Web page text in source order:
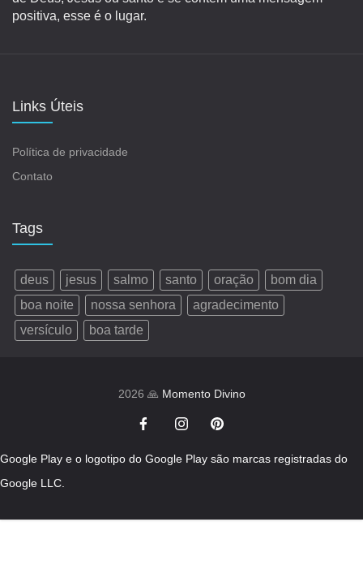
positiva, esse é o lugar.
Links Úteis
Política de privacidade
Contato
Tags
deus jesus salmo santo oração
bom dia
boa noite
nossa senhora
agradecimento
versículo
boa tarde
2026 🙏 Momento Divino
Google Play e o logotipo do Google Play são marcas registradas do
Google LLC.